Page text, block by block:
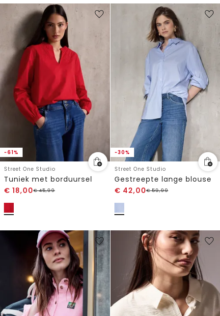
-61%
Street One Studio
Tuniek met borduursel
€ 18,00€45,99
-30%
Street One Studio
Gestreepte lange blouse
€ 42,00€59,99